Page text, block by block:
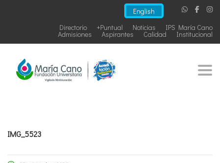
English
IPS María Cano
Noticias
+Puntual
Directorio
Institucional
Calidad
Aspirantes
Admisiones
IMG_5523